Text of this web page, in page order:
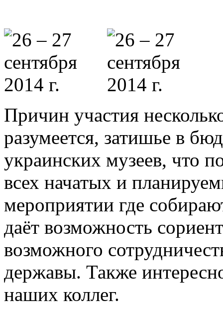
Причин участия
разумеется, затишье в
украинских музеев, что
всех начатых и
мероприятии где
даёт возможность
возможного
державы. Также
наших коллег.